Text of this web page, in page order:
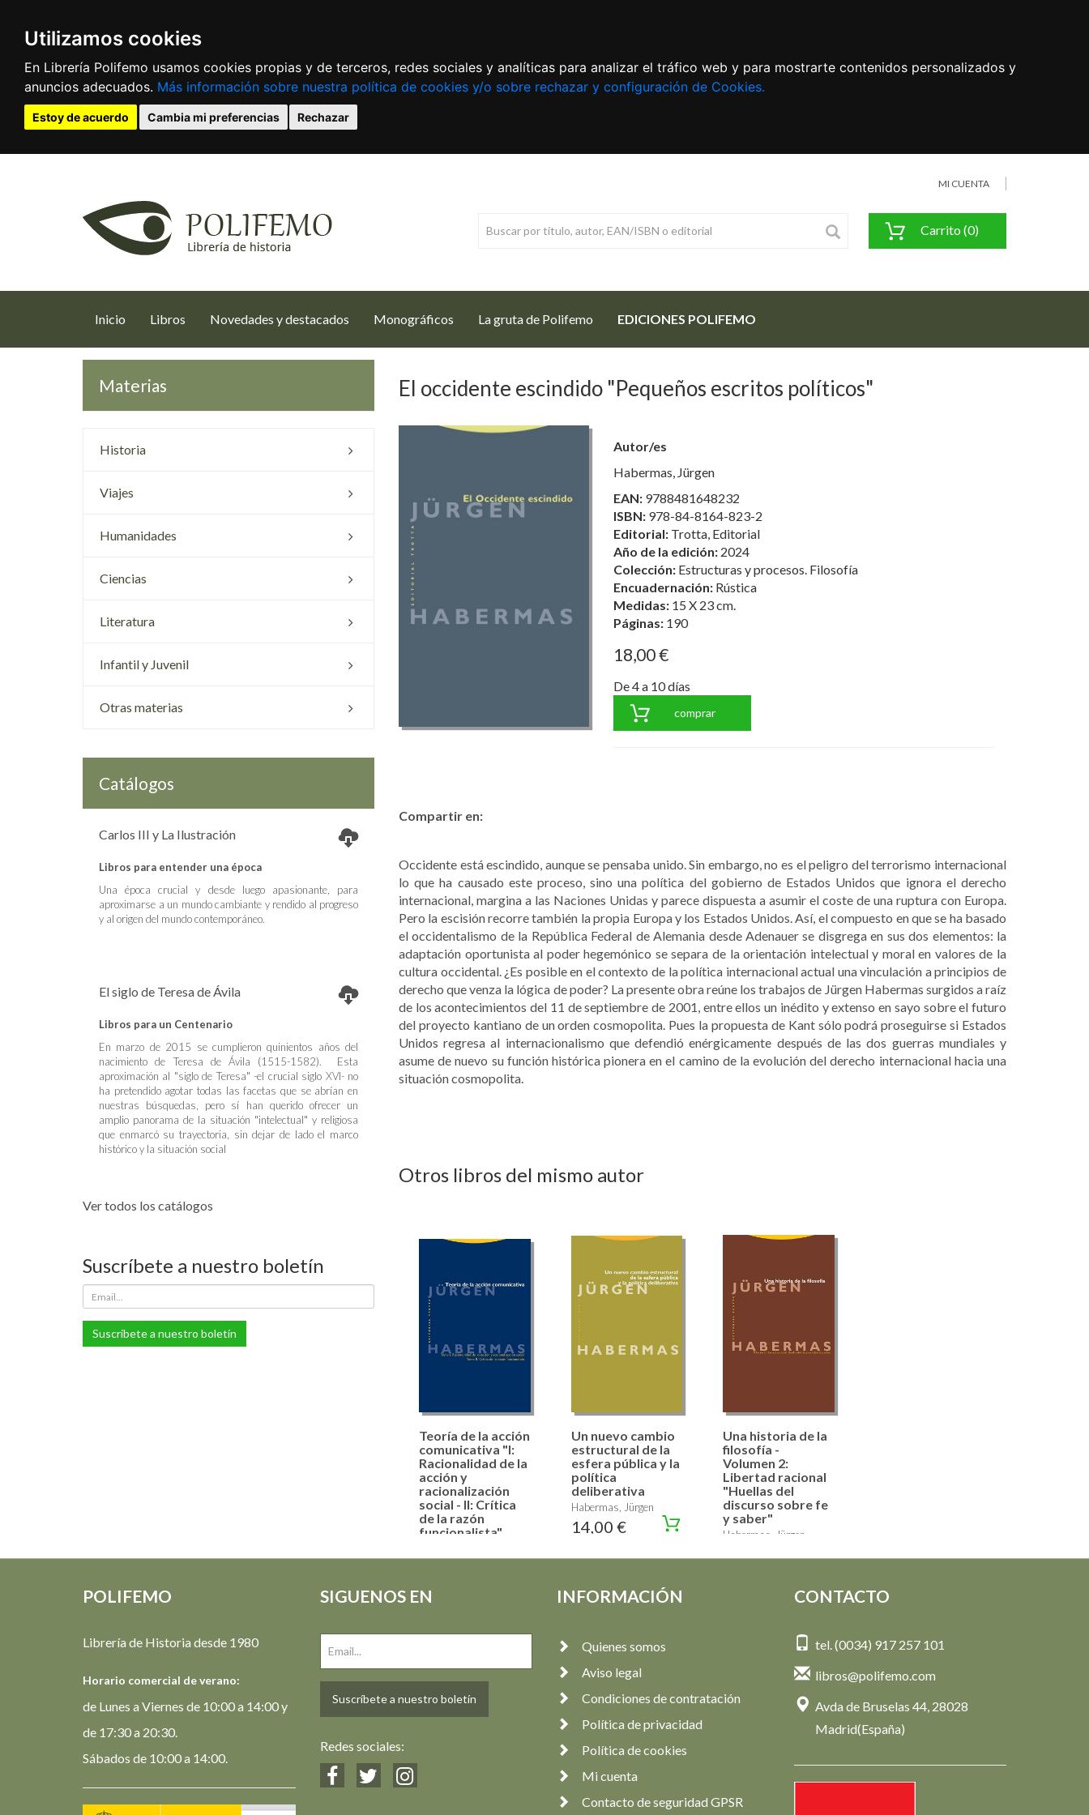
Utilizamos cookies
En Librería Polifemo usamos cookies propias y de terceros, redes sociales y analíticas para analizar el tráfico web y para mostrarte contenidos personalizados y
anuncios adecuados. Más información sobre nuestra política de cookies y/o sobre rechazar y configuración de Cookies.
Estoy de acuerdo Cambia mi preferencias Rechazar
MI CUENTA
Carrito (0)
Inicio (current)
Libros Novedades y destacados Monográficos La gruta de Polifemo EDICIONES POLIFEMO
Materias
Historia
Viajes
Humanidades
Ciencias
Literatura
Infantil y Juvenil
Otras materias
Catálogos
Carlos III y La Ilustración
Libros para entender una época
Una época crucial y desde luego apasionante, para
aproximarse a un mundo cambiante y rendido al progreso
y al origen del mundo contemporáneo.
El siglo de Teresa de Ávila
Libros para un Centenario
En marzo de 2015 se cumplieron quinientos años del
nacimiento de Teresa de Ávila (1515-1582). Esta
aproximación al "siglo de Teresa" -el crucial siglo XVI- no
ha pretendido agotar todas las facetas que se abrían en
nuestras búsquedas, pero sí han querido ofrecer un
amplio panorama de la situación "intelectual" y religiosa
que enmarcó su trayectoria, sin dejar de lado el marco
histórico y la situación social
Ver todos los catálogos
Suscríbete a nuestro boletín
Suscríbete a nuestro boletín
El occidente escindido "Pequeños escritos políticos"
Autor/es
Habermas, Jürgen
EAN: 9788481648232
ISBN: 978-84-8164-823-2
Editorial: Trotta, Editorial
Año de la edición: 2024
Colección: Estructuras y procesos. Filosofía
Encuadernación: Rústica
Medidas: 15 X 23 cm.
Páginas: 190
18,00 €
De 4 a 10 días
comprar
Compartir en:
Occidente está escindido, aunque se pensaba unido. Sin embargo, no es el peligro del terrorismo internacional
lo que ha causado este proceso, sino una política del gobierno de Estados Unidos que ignora el derecho
internacional, margina a las Naciones Unidas y parece dispuesta a asumir el coste de una ruptura con Europa.
Pero la escisión recorre también la propia Eu­ropa y los Estados Unidos. Así, el compuesto en que se ha basado
el occidentalismo de la República Federal de Alemania desde Adenauer se disgrega en sus dos elementos: la
adaptación oportunista al poder hegemónico se separa de la orientación intelectual y moral en valores de la
cultura occidental. ¿Es posible en el contexto de la política internacional actual una vin­culación a principios de
derecho que venza la lógica de poder? La presente obra reúne los trabajos de Jürgen Ha­bermas surgidos a raíz
de los acontecimientos del 11 de septiembre de 2001, entre ellos un inédito y extenso en sayo sobre el futuro
del proyecto kantiano de un orden cosmopolita. Pues la propuesta de Kant sólo podrá proseguirse si Estados
Unidos regresa al internaciona­lismo que defendió enérgicamente después de las dos guerras mundiales y
asume de nuevo su función histó­rica pionera en el camino de la evolución del derecho internacional hacia una
situación cosmopolita.
Otros libros del mismo autor
Teoría de la acción
comunicativa "I:
Racionalidad de la
acción y
racionalización
social - II: Crítica
de la razón
funcionalista"
Un nuevo cambio
estructural de la
esfera pública y la
política
deliberativa
Habermas, Jürgen
14,00 €
Una historia de la
filosofía -
Volumen 2:
Libertad racional
"Huellas del
discurso sobre fe
y saber"
Habermas, Jürgen
46,00 €
POLIFEMO
Librería de Historia desde 1980
Horario comercial de verano:
de Lunes a Viernes de 10:00 a 14:00 y
de 17:30 a 20:30.
Sábados de 10:00 a 14:00.
SIGUENOS EN
Suscríbete a nuestro boletín
Redes sociales:
INFORMACIÓN
Quienes somos
Aviso legal
Condiciones de contratación
Política de privacidad
Política de cookies
Mi cuenta
Contacto de seguridad GPSR
CONTACTO
tel. (0034) 917 257 101
libros@polifemo.com
Avda de Bruselas 44, 28028
Madrid(España)